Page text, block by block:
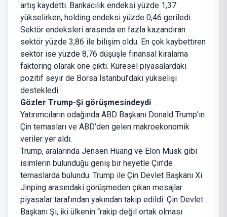
artış kaydetti. Bankacılık endeksi yüzde 1,37
yükselirken, holding endeksi yüzde 0,46 geriledi.
Sektör endeksleri arasında en fazla kazandıran
sektör yüzde 3,86 ile bilişim oldu. En çok kaybettiren
sektör ise yüzde 8,76 düşüşle finansal kiralama
faktoring olarak öne çıktı. Küresel piyasalardaki
pozitif seyir de Borsa İstanbul’daki yükselişi
destekledi.
Gözler Trump-Şi görüşmesindeydi
Yatırımcıların odağında ABD Başkanı Donald Trump’ın
Çin temasları ve ABD’den gelen makroekonomik
veriler yer aldı.
Trump, aralarında Jensen Huang ve Elon Musk gibi
isimlerin bulunduğu geniş bir heyetle Çin’de
temaslarda bulundu. Trump ile Çin Devlet Başkanı Xi
Jinping arasındaki görüşmeden çıkan mesajlar
piyasalar tarafından yakından takip edildi. Çin Devlet
Başkanı Şi, iki ülkenin “rakip değil ortak olması